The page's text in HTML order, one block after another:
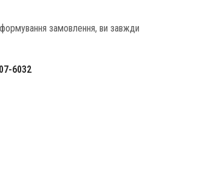
замовлення, ви завжди
6032